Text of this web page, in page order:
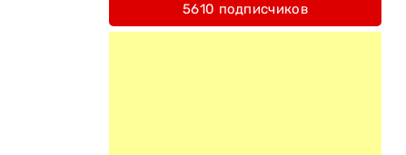
5610 подписчиков